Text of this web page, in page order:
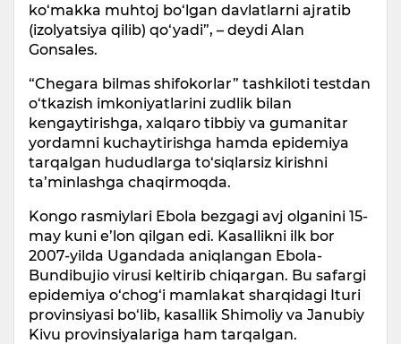
ko‘makka muhtoj bo‘lgan davlatlarni ajratib
(izolyatsiya qilib) qo‘yadi”, – deydi Alan
Gonsales.
“Chegara bilmas shifokorlar” tashkiloti testdan
o‘tkazish imkoniyatlarini zudlik bilan
kengaytirishga, xalqaro tibbiy va gumanitar
yordamni kuchaytirishga hamda epidemiya
tarqalgan hududlarga to‘siqlarsiz kirishni
ta’minlashga chaqirmoqda.
Kongo rasmiylari Ebola bezgagi avj olganini 15-
may kuni e’lon qilgan edi. Kasallikni ilk bor
2007-yilda Ugandada aniqlangan Ebola-
Bundibujio virusi keltirib chiqargan. Bu safargi
epidemiya o‘chog‘i mamlakat sharqidagi Ituri
provinsiyasi bo‘lib, kasallik Shimoliy va Janubiy
Kivu provinsiyalariga ham tarqalgan.